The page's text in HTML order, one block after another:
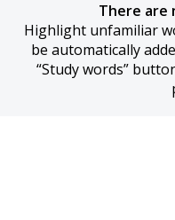
There are
Highlight unfamiliar
be automatically
“Study words”